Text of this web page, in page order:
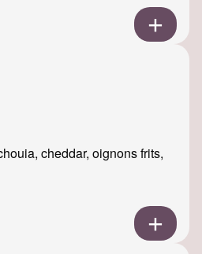
cheddar, oignons frits,